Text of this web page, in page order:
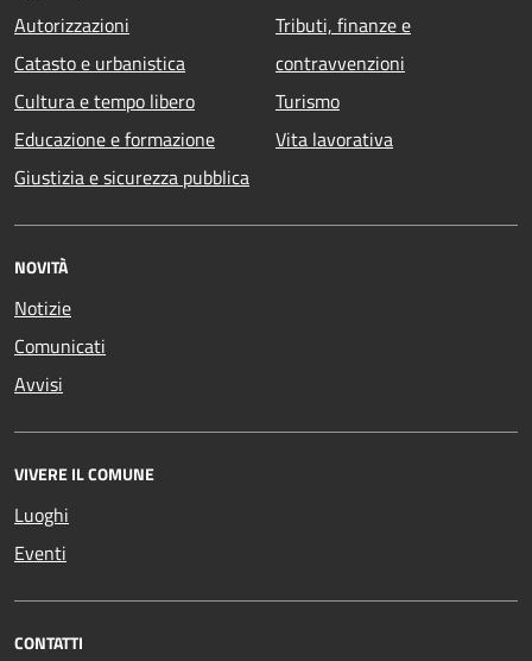
Autorizzazioni
Catasto e urbanistica
Cultura e tempo libero
Educazione e formazione
Giustizia e sicurezza pubblica
Tributi, finanze e
contravvenzioni
Turismo
Vita lavorativa
NOVITÀ
Notizie
Comunicati
Avvisi
VIVERE IL COMUNE
Luoghi
Eventi
CONTATTI